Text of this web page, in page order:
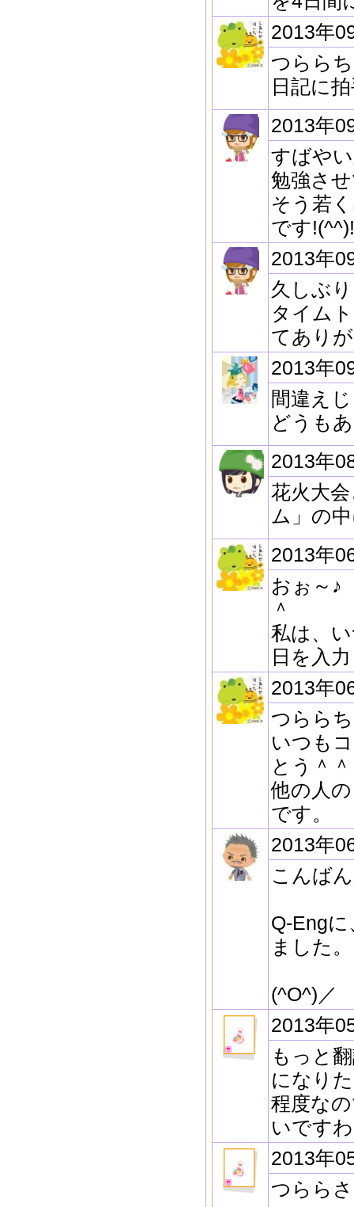
2013年
つらら
日記に
2013年
すばや
勉強さ
そう若
です!(^^)!
2013年
久しぶ
タイム
てあり
2013年
間違え
どうも
2013年
花火大
ム」の
2013年
おぉ～♪
＾
私は、
日を入
2013年
つらら
いつも
とう＾＾
他の人
です。
2013年
こんば
Q-Eng
ました。
(^O^)／
2013年
もっと
になり
程度な
いです
2013年
つらら